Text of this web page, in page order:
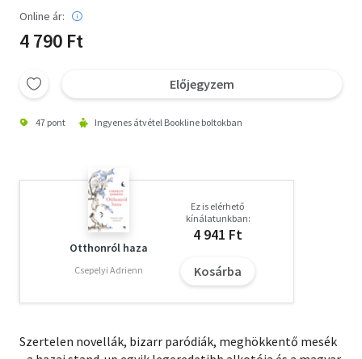
Online ár:
4 790 Ft
Előjegyzem
47 pont Ingyenes átvétel Bookline boltokban
Otthonról haza
Csepelyi Adrienn
Ez is elérhető
kínálatunkban:
4 941 Ft
Kosárba
Szertelen novellák, bizarr paródiák, meghökkentő mesék